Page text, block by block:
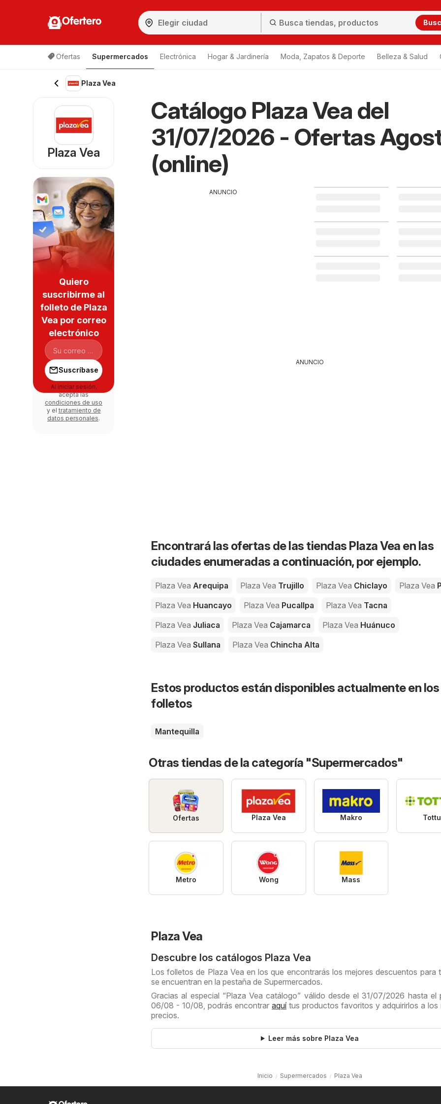
Ofertero
Ofertas Supermercados Electrónica Hogar & Jardinería Moda, Zapatos & Deporte Belleza & Salud
Plaza Vea
Catálogo Plaza Vea del
31/07/2026 - Ofertas
(online)
ANUNCIO
ANUNCIO
Encontrará las ofertas de las tiendas Plaza Vea en las
ciudades enumeradas a continuación, por ejemplo.
Plaza Vea Arequipa Plaza Vea Trujillo Plaza Vea Chiclayo Plaza Vea
Plaza Vea Huancayo Plaza Vea Pucallpa Plaza Vea Tacna
Plaza Vea Juliaca Plaza Vea Cajamarca Plaza Vea Huánuco
Plaza Vea Sullana Plaza Vea Chincha Alta
Estos productos están disponibles actualmente en los
folletos
Mantequilla
Otras tiendas de la categoría "Supermercados"
Ofertas Plaza Vea Makro
Metro Wong Mass
Plaza Vea
Descubre los catálogos Plaza Vea
Los folletos de Plaza Vea en los que encontrarás los mejores descuentos para
se encuentran en la pestaña de Supermercados.
Gracias al especial “Plaza Vea catálogo” válido desde el 31/07/2026 hasta el
06/08 - 10/08, podrás encontrar aquítus productos favoritos y adquirirlos a los
precios.
Leer más sobre Plaza Vea
Inicio Supermercados Plaza Vea
Plaza Vea
Quiero
suscribirme al
folleto de Plaza
Vea por correo
electrónico
Suscríbase
Al iniciar sesión,
acepta las
condiciones de uso
y el tratamiento de
datos personales.